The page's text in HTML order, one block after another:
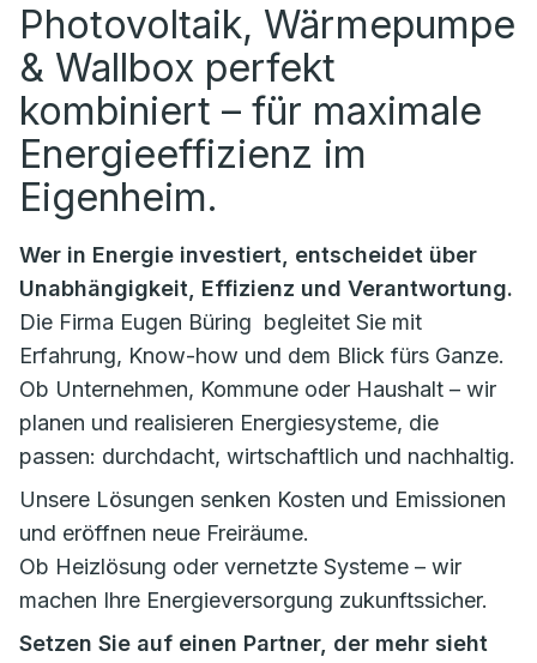
Photovoltaik, Wärmepumpe
& Wallbox perfekt
kombiniert – für maximale
Energieeffizienz im
Eigenheim.
Wer in Energie investiert, entscheidet über
Unabhängigkeit, Effizienz und Verantwortung.
Die Firma Eugen Büring begleitet Sie mit
Erfahrung, Know-how und dem Blick fürs Ganze.
Ob Unternehmen, Kommune oder Haushalt – wir
planen und realisieren Energiesysteme, die
passen: durchdacht, wirtschaftlich und nachhaltig.
Unsere Lösungen senken Kosten und Emissionen
und eröffnen neue Freiräume.
Ob Heizlösung oder vernetzte Systeme – wir
machen Ihre Energieversorgung zukunftssicher.
Setzen Sie auf einen Partner, der mehr sieht